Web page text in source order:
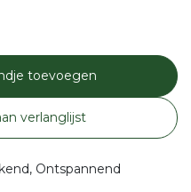
toevoegen
verlanglijst
Ontspannend